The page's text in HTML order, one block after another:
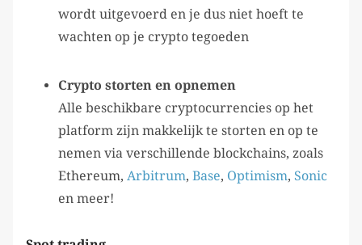
wordt uitgevoerd en je dus niet hoeft te
wachten op je crypto tegoeden
Crypto storten en opnemen
Alle beschikbare cryptocurrencies op het
platform zijn makkelijk te storten en op te
nemen via verschillende blockchains, zoals
Ethereum, Arbitrum, Base, Optimism, Sonic
en meer!